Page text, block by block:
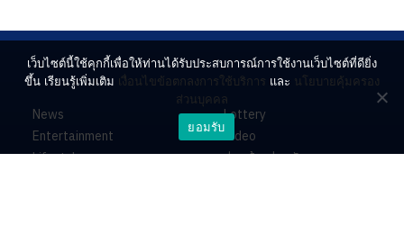
News
Entertainment
Lifestyle
Lottery
Video
ร่วมด้วยช่วยกัน
เว็บไซต์นี้ใช้คุกกี้เพื่อให้ท่านได้รับประสบการณ์การใช้งานเว็บไซต์ที่ดียิ่ง
ขึ้น เรียนรู้เพิ่มเติม เงื่อนไขข้อตกลงการใช้บริการ และ นโยบายคุ้มครอง
ส่วนบุคคล
ยอมรับ